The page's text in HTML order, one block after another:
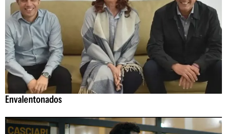
Envalentonados